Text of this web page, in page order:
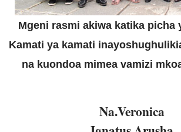
Mgeni rasmi akiwa katika picha
Kamati ya kamati
na kuondoa mimea vamizi
Na.Veronica